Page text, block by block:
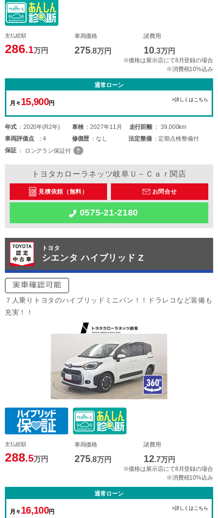
支払総額
286.1万円
車両価格
275.8万円
諸費用
10.3万円
※価格は展示店にて8月登録の場合
※消費税10%込み
通常ローン
月々 15,900円
>詳しくはこちら
年式 2020年(R2年) 車検 2027年11月 走行距離
39,000km
車両評価点 4 修復歴 なし 法定整備
定期点検整備付
保証
ロングラン保証付
トヨタカローラネッツ岐阜Ｕ－Ｃａｒ関店
見積依頼（無料） お問合せ
0575-21-2180
トヨタ
シエンタ ハイブリッド Z
７人乗りトヨタのハイブリッドミニバン！！ドラレコなど装備も
充実！！
支払総額
288.5万円
車両価格
275.8万円
諸費用
12.7万円
※価格は展示店にて8月登録の場合
※消費税10%込み
通常ローン
月々 16,100円
>詳しくはこちら